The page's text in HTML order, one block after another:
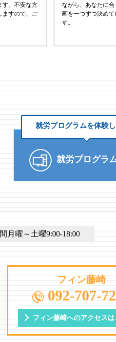
す。不安な方
ますので、ご
ながら、あなたに合
画を一つずつ決めて
す。
就労プログラムを体験
就労プログラ
月曜～土曜9:00-18:00
フィン藤崎
092-707-
フィン藤崎へのアクセスは